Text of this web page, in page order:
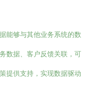
能够与其他业务系统的数
数据、客户反馈关联，可
提供支持，实现数据驱动